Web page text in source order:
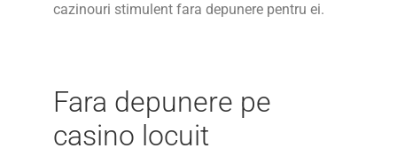
cazinouri stimulent fara depunere pentru ei.
Fara depunere pe
casino locuit